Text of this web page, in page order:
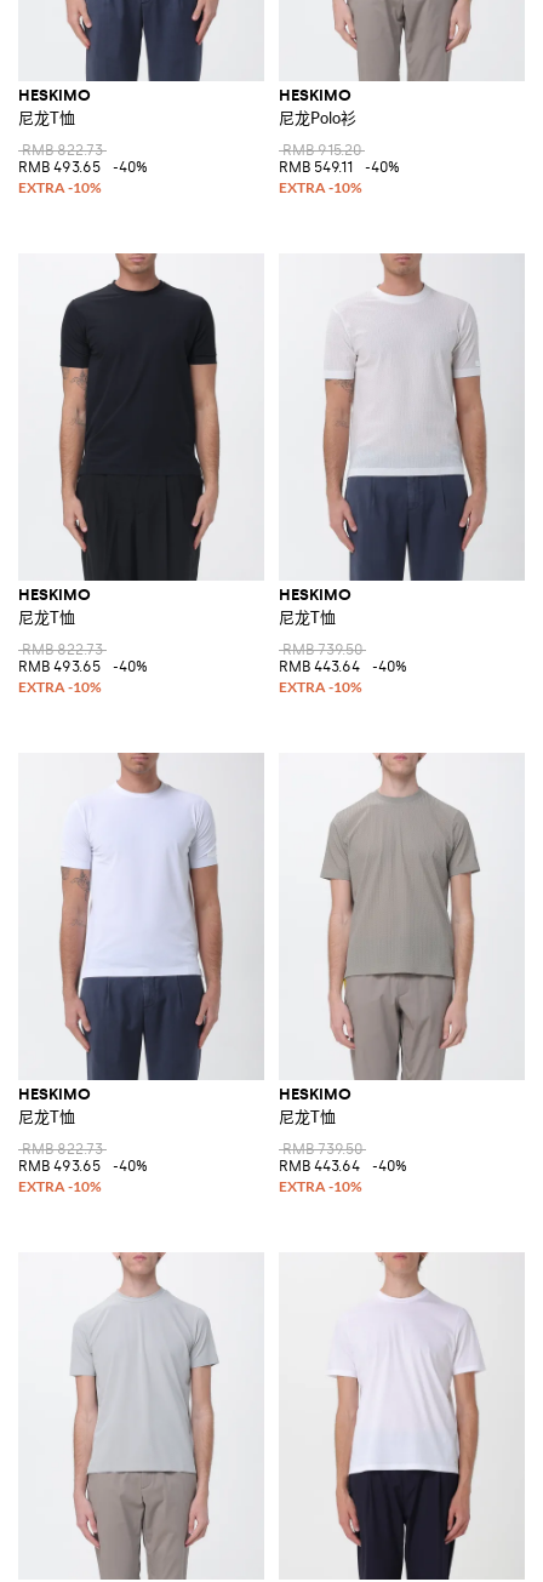
HESKIMO
尼龙T恤
RMB 822.73
RMB 493.65
-40%
HESKIMO
尼龙Polo衫
RMB 915.20
RMB 549.11
-40%
HESKIMO
尼龙T恤
RMB 822.73
RMB 493.65
-40%
HESKIMO
尼龙T恤
RMB 739.50
RMB 443.64
-40%
HESKIMO
尼龙T恤
RMB 822.73
RMB 493.65
-40%
HESKIMO
尼龙T恤
RMB 739.50
RMB 443.64
-40%